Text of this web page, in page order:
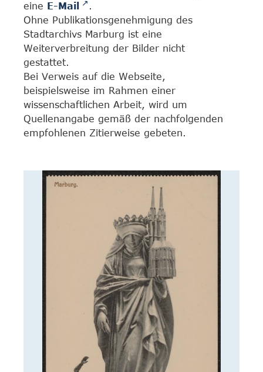
eine E-Mail
.
Ohne Publikationsgenehmigung des
Stadtarchivs Marburg ist eine
Weiterverbreitung der Bilder nicht
gestattet.
Bei Verweis auf die Webseite,
beispielsweise im Rahmen einer
wissenschaftlichen Arbeit, wird um
Quellenangabe gemäß der nachfolgenden
empfohlenen Zitierweise gebeten.